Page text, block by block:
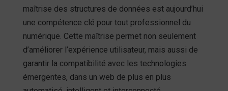
maîtrise des structures de données est aujourd’hui
une compétence clé pour tout professionnel du
numérique. Cette maîtrise permet non seulement
d’améliorer l’expérience utilisateur, mais aussi de
garantir la compatibilité avec les technologies
émergentes, dans un web de plus en plus